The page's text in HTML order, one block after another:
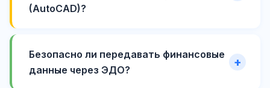
(AutoCAD)?
Безопасно ли передавать финансовые
данные через ЭДО?